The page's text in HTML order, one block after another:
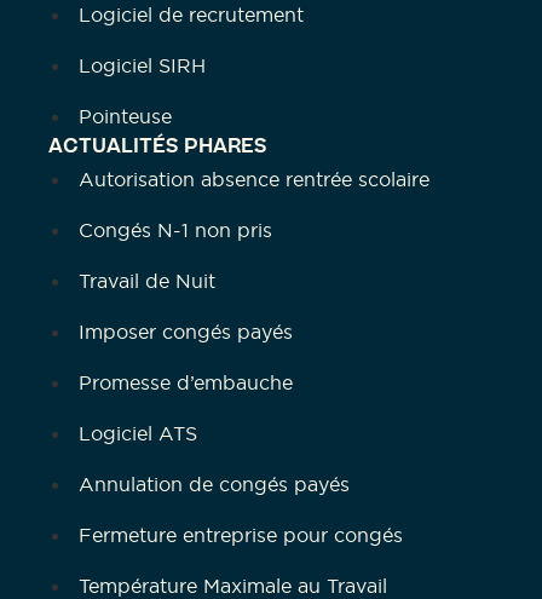
Logiciel de recrutement
Logiciel SIRH
Pointeuse
ACTUALITÉS PHARES
Autorisation absence rentrée scolaire
Congés N-1 non pris
Travail de Nuit
Imposer congés payés
Promesse d’embauche
Logiciel ATS
Annulation de congés payés
Fermeture entreprise pour congés
Température Maximale au Travail